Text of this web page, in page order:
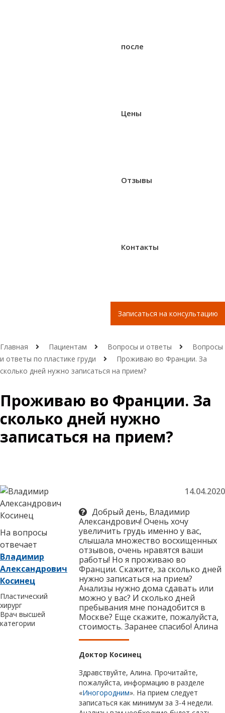
после
Цены
Отзывы
Контакты
Записаться на консультацию
Главная Пациентам Вопросы и ответы
Вопросы
и ответы по пластике груди
Проживаю во Франции. За
сколько дней нужно записаться на прием?
Проживаю во Франции. За
сколько дней нужно
записаться на прием?
На вопросы
отвечает
Владимир
Александрович
Косинец
Пластический
хирург
Врач высшей
категории
14.04.2020
Добрый день, Владимир
Александрович! Очень хочу
увеличить грудь именно у вас,
слышала множество восхищенных
отзывов, очень нравятся ваши
работы! Но я проживаю во
Франции. Скажите, за сколько дней
нужно записаться на прием?
Анализы нужно дома сдавать или
можно у вас? И сколько дней
пребывания мне понадобится в
Москве? Еще скажите, пожалуйста,
стоимость. Заранее спасибо! Алина
Доктор Косинец
Здравствуйте, Алина. Прочитайте,
пожалуйста, информацию в разделе
«Иногородним». На прием следует
записаться как минимум за 3-4 недели.